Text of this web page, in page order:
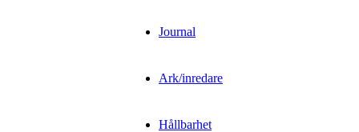
Journal
Ark/inredare
Hållbarhet